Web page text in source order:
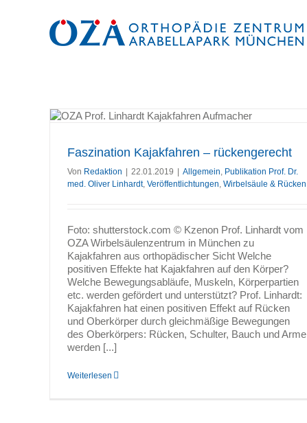
Faszination Kajakfahren – rückengerecht
Von Redaktion 22.01.2019 Allgemein, Publikation Prof. Dr.
med. Oliver Linhardt, Veröffentlichtungen, Wirbelsäule & Rücken
Foto: shutterstock.com © Kzenon Prof. Linhardt vom
OZA Wirbelsäulenzentrum in München zu
Kajakfahren aus orthopädischer Sicht Welche
positiven Effekte hat Kajakfahren auf den Körper?
Welche Bewegungsabläufe, Muskeln, Körperpartien
etc. werden gefördert und unterstützt? Prof. Linhardt:
Kajakfahren hat einen positiven Effekt auf Rücken
und Oberkörper durch gleichmäßige Bewegungen
des Oberkörpers: Rücken, Schulter, Bauch und Arme
werden [...]
Weiterlesen